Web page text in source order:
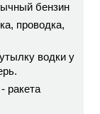
бензин
проводка,
водки у
ракета